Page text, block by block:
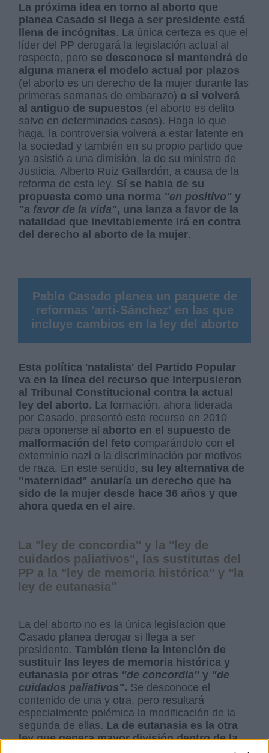
La próxima idea en torno al aborto que
planea Casado si llega a ser presidente está
llena de incógnitas. La única certeza es que el
líder del PP derogará la legislación actual al
respecto, pero se desconoce si mantendrá de
alguna manera el modelo actual por plazos
(el aborto es un derecho de la mujer durante las
primeras semanas de embarazo) o si volverá
al antiguo de supuestos (el aborto es delito
salvo en determinados casos). Haga lo que
haga, la controversia volverá a estar latente en
la sociedad y también en su propio partido que
ya asistió a una dimisión, la de su ministro de
Justicia, Alberto Ruiz Gallardón, a causa de la
reforma de esta ley. Sí se habla de su
propuesta como una norma "en positivo" y
"a favor de la vida", una lanza a favor de la
natalidad que inevitablemente irá en contra
del derecho al aborto de la mujer.
Pablo Casado planea un paquete de
reformas 'anti-Sánchez' en las que
incluye cambios en la ley del aborto
Esta política 'natalista' del Partido Popular
va en la línea del recurso que interpusieron
al Tribunal Constitucional contra la actual
ley del aborto. La formación, ahora liderada
por Casado, presentó este recurso en 2010
para oponerse al aborto en el supuesto de
malformación del feto comparándolo con el
exterminio nazi o la discriminación por motivos
de raza. En este sentido, su ley alternativa de
"maternidad" anularía un derecho que ha
sido de la mujer desde hace 36 años y que
ahora queda en el aire.
La "ley de concordia" y la "ley de
cuidados paliativos", las sustitutas del
PP a la "ley de memoria histórica" y "la
ley de eutanasia"
La del aborto no es la única legislación que
Casado planea derogar si llega a ser
presidente.También tiene la intención de
sustituir las leyes de memoria histórica y
eutanasia por otras "de concordia" y "de
cuidados paliativos". Se desconoce el
contenido de una y otra, pero resultará
especialmente polémica la modificación de la
segunda de ellas. La de eutanasia es la otra
ley que genera mayor división dentro de la